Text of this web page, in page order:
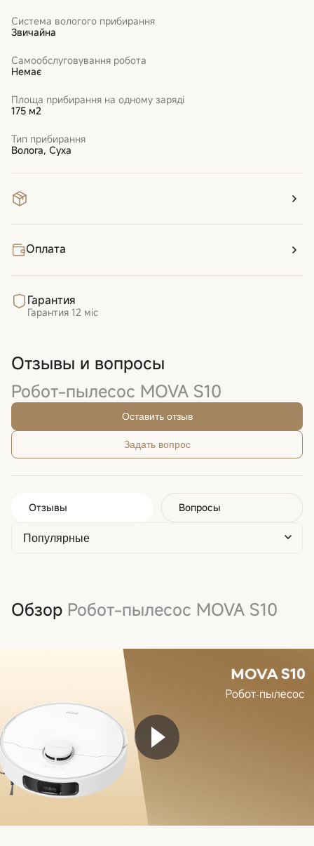
Система вологого прибирання
Звичайна
Самообслуговування робота
Немає
Площа прибирання на одному заряді
175 м2
Тип прибирання
Волога, Суха
Оплата
Гарантия
Гарантия 12 міс
Отзывы и вопросы
Робот-пылесос MOVA S10
Оставить отзыв
Задать вопрос
Отзывы Вопросы
Обзор Робот-пылесос MOVA S10